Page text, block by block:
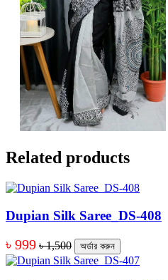
Related products
Dupian Silk Saree_DS-408
৳ 999 ৳ 1,500 অর্ডার করুন